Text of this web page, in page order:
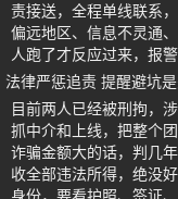
责接送，全程单线联系
偏远地区、信息不灵通
人跑了才反应过来，报
法律严惩追责 提醒避坑
目前两人已经被刑拘，
抓中介和上线，把整个
诈骗金额大的话，判几
收全部违法所得，绝没